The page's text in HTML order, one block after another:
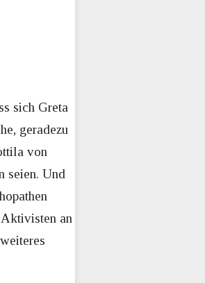
sich Greta
geradezu
von
seien. Und
an